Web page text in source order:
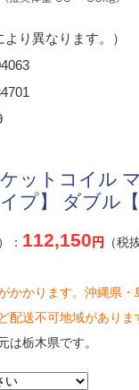
り異なります。）
ットコイル
プ】 ダブル【
： 112,150 円
（税
かかります。沖縄県
配送不可地域がありま
は栃木県です。